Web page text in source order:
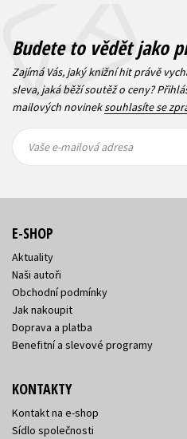
Budete to vědět jako
Zajímá Vás, jaký knižní hit právě
sleva, jaká běží soutěž o ceny?
mailových novineksouhlasíte se
mailová
mailová
Vaše e-mailová adresa
E-SHOP
Aktuality
Naši autoři
Obchodní podmínky
Jak nakoupit
Doprava a platba
Benefitní a slevové programy
KONTAKTY
Kontakt na e-shop
Sídlo společnosti